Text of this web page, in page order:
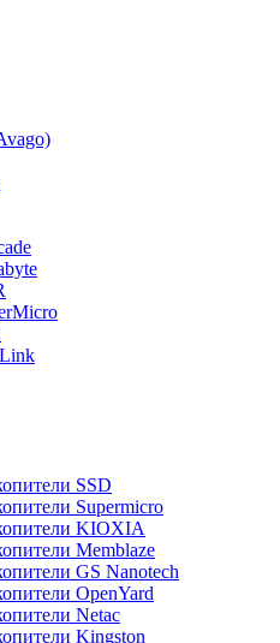
SSD
Supermicro
KIOXIA
Memblaze
GS Nanotech
OpenYard
Netac
Kingston